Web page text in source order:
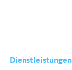
Dienstleistungen